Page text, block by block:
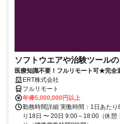
ソフトウエアや治験ツール
医療知識不要！フルリモート可★完全
ERT株式会社
フルリモート
年俸5,000,000円以上
勤務時間詳細 実働時間：1日あた
り18日 〜 20日 9:00～18:00（休